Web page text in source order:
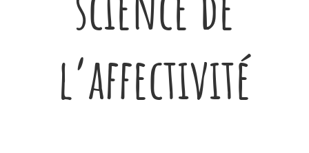
l’affectivité